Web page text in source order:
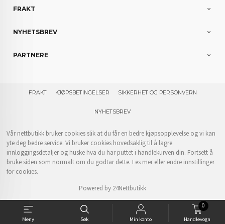
Meny Søk Min konto Handlevogn
0
FRAKT
NYHETSBREV
PARTNERE
FRAKT KJØPSBETINGELSER SIKKERHET OG PERSONVERN
NYHETSBREV
Vår nettbutikk bruker cookies slik at du får en bedre kjøpsopplevelse og vi kan
yte deg bedre service. Vi bruker cookies hovedsaklig til å lagre
innloggingsdetaljer og huske hva du har puttet i handlekurven din. Fortsett å
bruke siden som normalt om du godtar dette. Les merellerendre innstillinger
for cookies.
Powered by 24Nettbutikk